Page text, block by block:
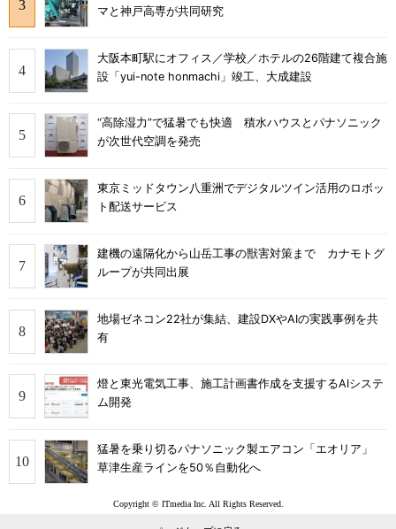
マと神戸高専が共同研究
大阪本町駅にオフィス／学校／ホテルの26階建て複合施
設「yui-note honmachi」竣工、大成建設
“高除湿力”で猛暑でも快適 積水ハウスとパナソニック
が次世代空調を発売
東京ミッドタウン八重洲でデジタルツイン活用のロボッ
ト配送サービス
建機の遠隔化から山岳工事の獣害対策まで カナモトグ
ループが共同出展
地場ゼネコン22社が集結、建設DXやAIの実践事例を共
有
燈と東光電気工事、施工計画書作成を支援するAIシステ
ム開発
猛暑を乗り切るパナソニック製エアコン「エオリア」
草津生産ラインを50％自動化へ
Copyright © ITmedia Inc. All Rights Reserved.